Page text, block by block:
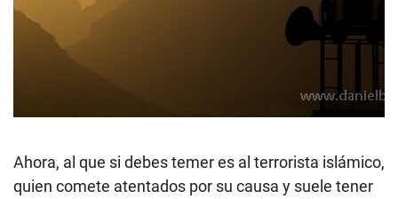
Ahora, al que si debes temer es al terrorista islámico,
quien comete atentados por su causa y suele tener